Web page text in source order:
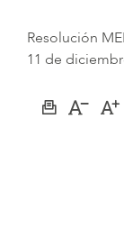
Resolución
11 de
Imprimir